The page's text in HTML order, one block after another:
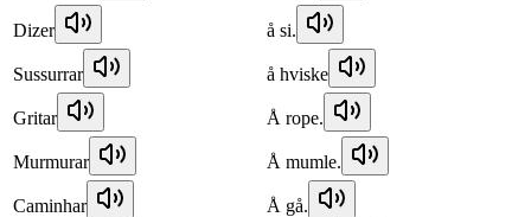
Dizer å si.
Sussurrar å hviske
Gritar Å rope.
Murmurar Å mumle.
Caminhar Å gå.